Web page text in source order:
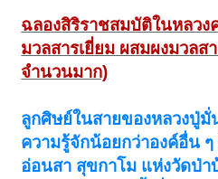
ฉลองสิริราชสมบัติในหลว
มวลสารเยี่ยม ผสมผงมวลส
จำนวนมาก)
ลูกศิษย์ในสายของหลวงปู่มั่
ความรู้จักน้อยกว่าองค์อื่น ๆ
อ่อนสา สุขกาโม แห่งวัดป่